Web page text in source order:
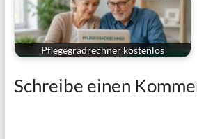
Pflegegradrechner kostenlos
Schreibe einen